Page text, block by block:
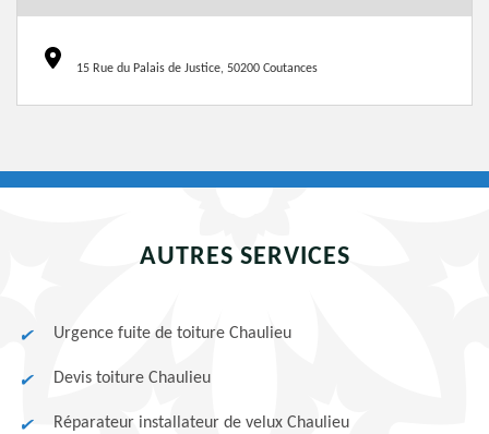
15 Rue du Palais de Justice, 50200 Coutances
AUTRES SERVICES
Urgence fuite de toiture Chaulieu
Devis toiture Chaulieu
Réparateur installateur de velux Chaulieu